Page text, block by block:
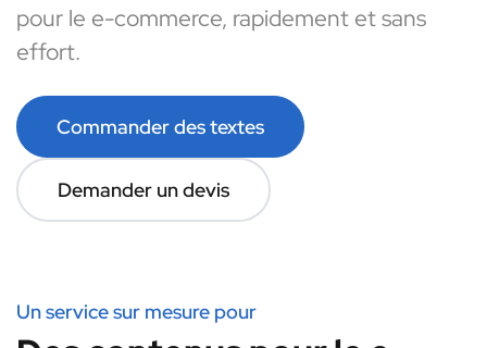
pour le e-commerce, rapidement et sans
effort.
Commander des textes
Demander un devis
Un service sur mesure pour